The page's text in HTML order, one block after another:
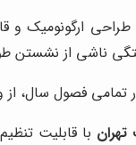
طراحی ارگونومیک
ناشی از نشستن
تمامی فصول سال، از
با قابلیت